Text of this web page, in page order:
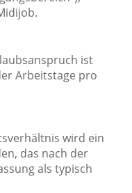
ist
Arbeitstage pro
wird ein
das nach der
als typisch